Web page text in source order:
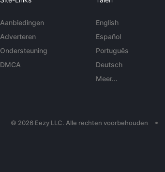
Aanbiedingen
Adverteren
Ondersteuning
DMCA
English
Español
Português
Deutsch
Meer...
© 2026 Eezy LLC. Alle rechten voorbehouden •